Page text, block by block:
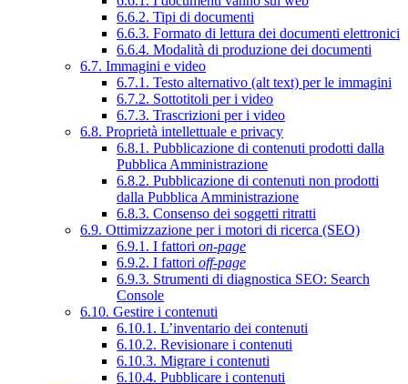
6.6.2. Tipi di documenti
6.6.3. Formato di lettura dei documenti elettronici
6.6.4. Modalità di produzione dei documenti
6.7. Immagini e video
6.7.1. Testo alternativo (alt text) per le immagini
6.7.2. Sottotitoli per i video
6.7.3. Trascrizioni per i video
6.8. Proprietà intellettuale e privacy
6.8.1. Pubblicazione di contenuti prodotti dalla
Pubblica Amministrazione
6.8.2. Pubblicazione di contenuti non prodotti
dalla Pubblica Amministrazione
6.8.3. Consenso dei soggetti ritratti
6.9. Ottimizzazione per i motori di ricerca (SEO)
6.9.1. I fattori on-page
6.9.2. I fattori off-page
6.9.3. Strumenti di diagnostica SEO: Search
Console
6.10. Gestire i contenuti
6.10.1. L’inventario dei contenuti
6.10.2. Revisionare i contenuti
6.10.3. Migrare i contenuti
6.10.4. Pubblicare i contenuti